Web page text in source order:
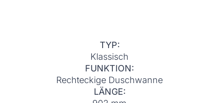
TYP:
Klassisch
FUNKTION:
Rechteckige Duschwanne
LÄNGE: